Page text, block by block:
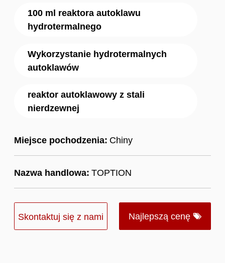
100 ml reaktora autoklawu
hydrotermalnego
Wykorzystanie hydrotermalnych
autoklawów
reaktor autoklawowy z stali
nierdzewnej
Miejsce pochodzenia: Chiny
Nazwa handlowa: TOPTION
Skontaktuj się z nami Najlepszą cenę